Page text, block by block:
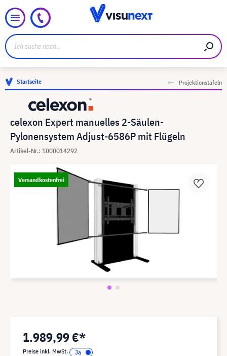
Startseite Projektionstafeln
celexon Expert manuelles 2-Säulen-
Pylonensystem Adjust-6586P mit Flügeln
Artikel-Nr.: 1000014292
Versandkostenfrei
1.989,99 €*
Preise inkl. MwSt.